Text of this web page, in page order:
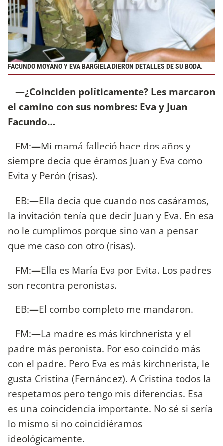
FACUNDO MOYANO Y EVA BARGIELA DIERON DETALLES DE SU BODA.
—¿Coinciden políticamente? Les marcaron
el camino con sus nombres: Eva y Juan
Facundo…
FM:—Mi mamá falleció hace dos años y
siempre decía que éramos Juan y Eva como
Evita y Perón (risas).
EB:—Ella decía que cuando nos casáramos,
la invitación tenía que decir Juan y Eva. En esa
no le cumplimos porque sino van a pensar
que me caso con otro (risas).
FM:—Ella es María Eva por Evita. Los padres
son recontra peronistas.
EB:—El combo completo me mandaron.
FM:—La madre es más kirchnerista y el
padre más peronista. Por eso coincido más
con el padre. Pero Eva es más kirchnerista, le
gusta Cristina (Fernández). A Cristina todos la
respetamos pero tengo mis diferencias. Esa
es una coincidencia importante. No sé si sería
lo mismo si no coincidiéramos
ideológicamente.